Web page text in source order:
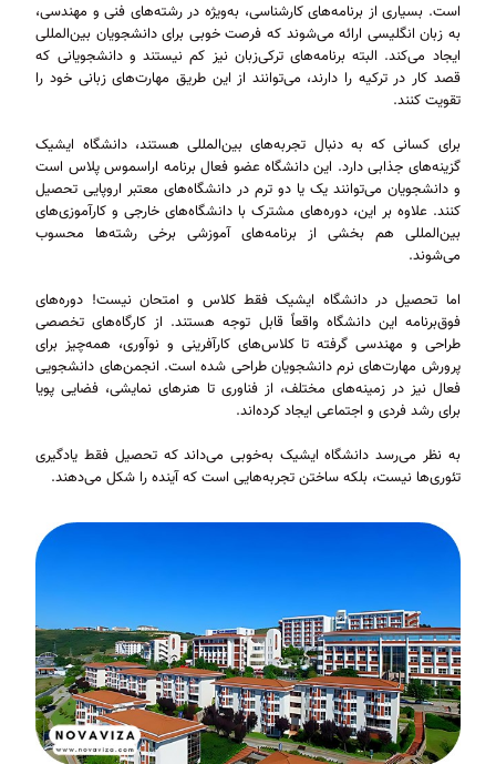
است. بسیاری از برنامه‌های کارشناسی، به‌ویژه در رشته‌های فنی و مهندسی،
به زبان انگلیسی ارائه می‌شوند که فرصت خوبی برای دانشجویان بین‌المللی
ایجاد می‌کند. البته برنامه‌های ترکی‌زبان نیز کم نیستند و دانشجویانی که
قصد کار در ترکیه را دارند، می‌توانند از این طریق مهارت‌های زبانی خود را
تقویت کنند.
برای کسانی که به دنبال تجربه‌های بین‌المللی هستند، دانشگاه ایشیک
گزینه‌های جذابی دارد. این دانشگاه عضو فعال برنامه اراسموس پلاس است
و دانشجویان می‌توانند یک یا دو ترم در دانشگاه‌های معتبر اروپایی تحصیل
کنند. علاوه بر این، دوره‌های مشترک با دانشگاه‌های خارجی و کارآموزی‌های
بین‌المللی هم بخشی از برنامه‌های آموزشی برخی رشته‌ها محسوب
می‌شوند.
اما تحصیل در دانشگاه ایشیک فقط کلاس و امتحان نیست! دوره‌های
فوق‌برنامه این دانشگاه واقعاً قابل توجه هستند. از کارگاه‌های تخصصی
طراحی و مهندسی گرفته تا کلاس‌های کارآفرینی و نوآوری، همه‌چیز برای
پرورش مهارت‌های نرم دانشجویان طراحی شده است. انجمن‌های دانشجویی
فعال نیز در زمینه‌های مختلف، از فناوری تا هنرهای نمایشی، فضایی پویا
برای رشد فردی و اجتماعی ایجاد کرده‌اند.
به نظر می‌رسد دانشگاه ایشیک به‌خوبی می‌داند که تحصیل فقط یادگیری
تئوری‌ها نیست، بلکه ساختن تجربه‌هایی است که آینده را شکل می‌دهند.